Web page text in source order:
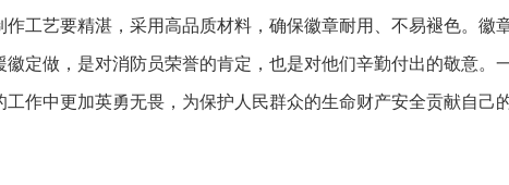
作工艺要精湛，采用高品质材料，确保徽章耐用、不易褪色。徽
徽定做，是对消防员荣誉的肯定，也是对他们辛勤付出的敬意。
工作中更加英勇无畏，为保护人民群众的生命财产安全贡献自己的